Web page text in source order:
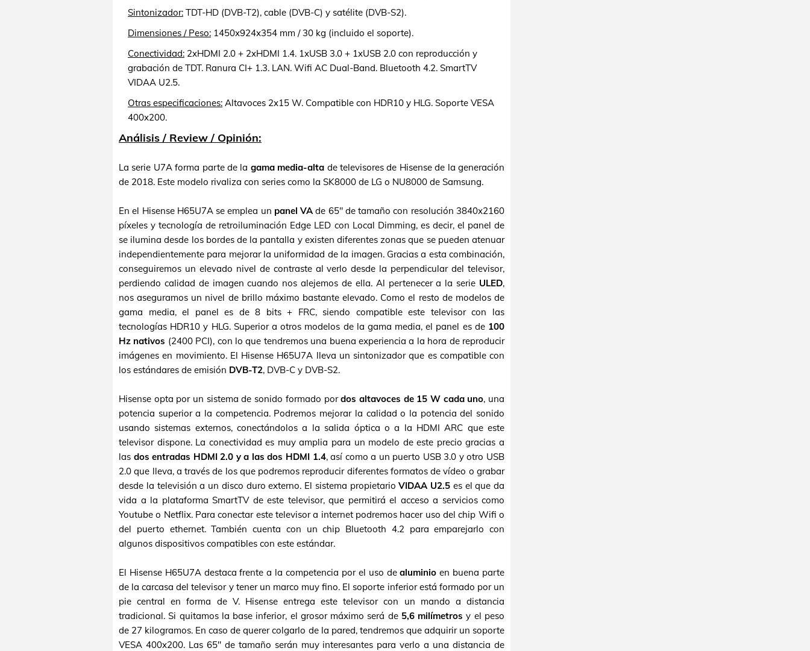
Sintonizador: TDT-HD (DVB-T2), cable (DVB-C) y satélite (DVB-S2).
Dimensiones / Peso: 1450x924x354 mm / 30 kg (incluido el soporte).
Conectividad: 2xHDMI 2.0 + 2xHDMI 1.4. 1xUSB 3.0 + 1xUSB 2.0 con reproducción y
grabación de TDT. Ranura CI+ 1.3. LAN. Wifi AC Dual-Band. Bluetooth 4.2. SmartTV
VIDAA U2.5.
Otras especificaciones: Altavoces 2x15 W. Compatible con HDR10 y HLG. Soporte VESA
400x200.
Análisis / Review / Opinión:
La serie U7A forma parte de la gama media-alta de televisores de Hisense de la generación
de 2018. Este modelo rivaliza con series como la SK8000 de LG o NU8000 de Samsung.
En el Hisense H65U7A se emplea un panel VA de 65" de tamaño con resolución 3840x2160
píxeles y tecnología de retroiluminación Edge LED con Local Dimming, es decir, el panel de
se ilumina desde los bordes de la pantalla y existen diferentes zonas que se pueden atenuar
independientemente para mejorar la uniformidad de la imagen. Gracias a esta combinación,
conseguiremos un elevado nivel de contraste al verlo desde la perpendicular del televisor,
perdiendo calidad de imagen cuando nos alejemos de ella. Al pertenecer a la serie ULED,
nos aseguramos un nivel de brillo máximo bastante elevado. Como el resto de modelos de
gama media, el panel es de 8 bits + FRC, siendo compatible este televisor con las
tecnologías HDR10 y HLG. Superior a otros modelos de la gama media, el panel es de 100
Hz nativos (2400 PCI), con lo que tendremos una buena experiencia a la hora de reproducir
imágenes en movimiento. El Hisense H65U7A lleva un sintonizador que es compatible con
los estándares de emisión DVB-T2, DVB-C y DVB-S2.
Hisense opta por un sistema de sonido formado pordos altavoces de 15 W cada uno, una
potencia superior a la competencia. Podremos mejorar la calidad o la potencia del sonido
usando sistemas externos, conectándolos a la salida óptica o a la HDMI ARC que este
televisor dispone. La conectividad es muy amplia para un modelo de este precio gracias a
las dos entradas HDMI 2.0 y a las dos HDMI 1.4, así como a un puerto USB 3.0 y otro USB
2.0 que lleva, a través de los que podremos reproducir diferentes formatos de vídeo o grabar
desde la televisión a un disco duro externo. El sistema propietarioVIDAA U2.5 es el que da
vida a la plataforma SmartTV de este televisor, que permitirá el acceso a servicios como
Youtube o Netflix. Para conectar este televisor a internet podremos hacer uso del chip Wifi o
del puerto ethernet. También cuenta con un chip Bluetooth 4.2 para emparejarlo con
algunos dispositivos compatibles con este estándar.
El Hisense H65U7A destaca frente a la competencia por el uso dealuminio en buena parte
de la carcasa del televisor y tener un marco muy fino. El soporte inferior está formado por un
pie central en forma de V. Hisense entrega este televisor con un mando a distancia
tradicional. Si quitamos la base inferior, el grosor máximo será de 5,6 milímetros y el peso
de 27 kilogramos. En caso de querer colgarlo de la pared, tendremos que adquirir un soporte
VESA 400x200. Las 65" de tamaño serán muy interesantes para verlo a una distancia de